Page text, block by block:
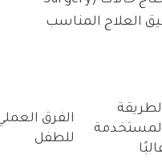
العلاج المناسب
الفرق
للطفل